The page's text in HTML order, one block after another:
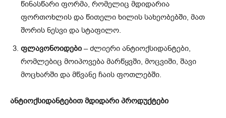
წინასწარი ფორმა, რომელიც მდიდარია
ფორთოხლის და წითელი ხილის სახეობებში, მათ
შორის ნესვი და სტაფილო.
ფლავონოიდები – ძლიერი ანტიოქსიდანტები,
რომლებიც მოიპოვება მარწყვში, მოცვიში, შავი
მოცხარში და მწვანე ჩაის ფოთლებში.
ანტიოქსიდანტებით მდიდარი პროდუქტები